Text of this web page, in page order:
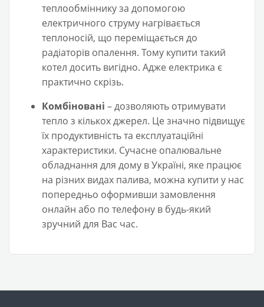
теплообміннику за допомогою
електричного струму нагрівається
теплоносій, що переміщається до
радіаторів опалення. Тому купити такий
котел досить вигідно. Адже електрика є
практично скрізь.
Комбіновані – дозволяють отримувати
тепло з кількох джерел. Це значно підвищує
їх продуктивність та експлуатаційні
характеристики. Сучасне опалювальне
обладнання для дому в Україні, яке працює
на різних видах палива, можна купити у нас
попередньо оформивши замовлення
онлайн або по телефону в будь-який
зручний для Вас час.